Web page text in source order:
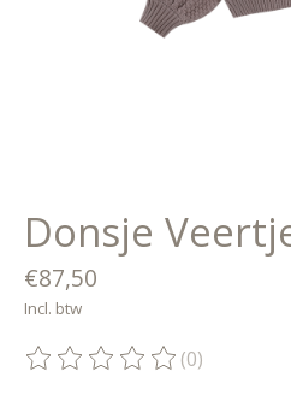
Donsje
€87,50
Incl. btw
De beoordeling van dit
(0)